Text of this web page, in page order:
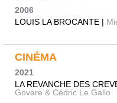
2006
LOUIS LA BROCANTE |
CINÉMA
2021
LA REVANCHE DES
Govare & Cédric Le Gallo